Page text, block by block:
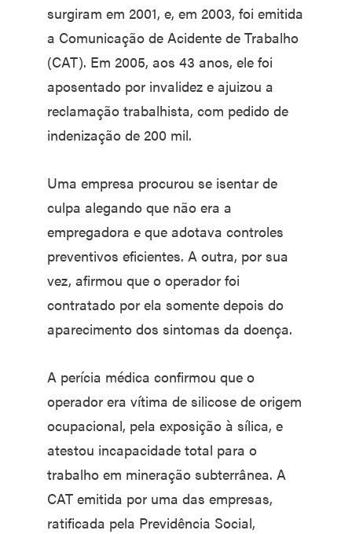
surgiram em 2001, e, em 2003, foi emitida
a Comunicação de Acidente de Trabalho
(CAT). Em 2005, aos 43 anos, ele foi
aposentado por invalidez e ajuizou a
reclamação trabalhista, com pedido de
indenização de 200 mil.
Uma empresa procurou se isentar de
culpa alegando que não era a
empregadora e que adotava controles
preventivos eficientes. A outra, por sua
vez, afirmou que o operador foi
contratado por ela somente depois do
aparecimento dos sintomas da doença.
A perícia médica confirmou que o
operador era vítima de silicose de origem
ocupacional, pela exposição à sílica, e
atestou incapacidade total para o
trabalho em mineração subterrânea. A
CAT emitida por uma das empresas,
ratificada pela Previdência Social,